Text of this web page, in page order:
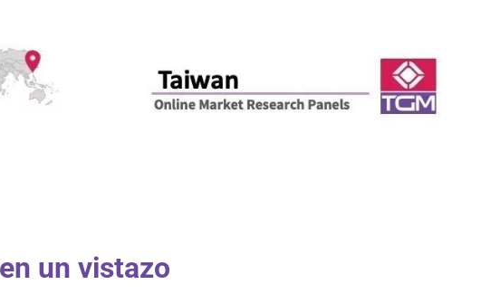
un vistazo